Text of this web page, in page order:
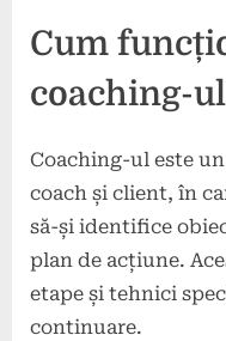
Cum
coaching-ul
Coaching-ul este
coach și client, în
să-și identifice
plan de acțiune.
etape și tehnici
continuare.